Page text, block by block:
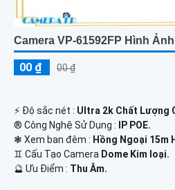
Camera VP-61592FP Hình
00 ₫ 00 ₫
️⚡ Độ sắc nét : Ultra 2k Chất Lượng
®️ Công Nghệ Sử Dụng : IP POE.
❃ Xem ban đêm : Hồng Ngoại 15m
♊ Cấu Tạo Camera Dome Kim loại.
️🔮 Ưu Điểm : Thu Âm.